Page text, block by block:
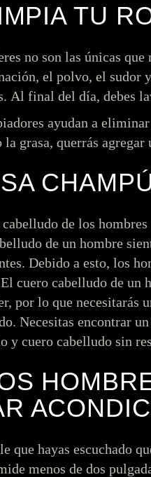
TU
no son las únicas
el polvo, el sudor
Al final del día, debes
ayudan a
la grasa, querrás
de los
de un hombre
Debido a esto, los
cuero cabelludo de un
por lo que necesitarás
Necesitas encontrar
y cuero cabelludo sin
que hayas escuchado
menos de dos